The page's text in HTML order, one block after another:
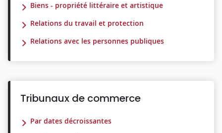
Biens - propriété littéraire et artistique
Relations du travail et protection
Relations avec les personnes publiques
Tribunaux de commerce
Par dates décroissantes